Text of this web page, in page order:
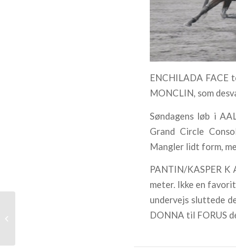
ENCHILADA FACE
MONCLIN, som
Søndagens løb i
Grand Circle
Mangler lidt form,
PANTIN/KASPER
meter. Ikke en
undervejs sluttede
DONNA til FORUS